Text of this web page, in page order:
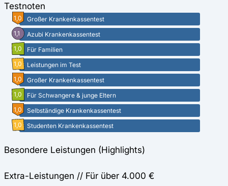
Testnoten
1,0
Großer Krankenkassentest
1,1
Azubi Krankenkassentest
1,0
Für Familien
1,0
Leistungen im Test
1,0
Großer Krankenkassentest
1,0
Für Schwangere & junge Eltern
1,0
Selbständige Krankenkassentest
1,0
Studenten Krankenkassentest
Besondere Leistungen (Highlights)
Extra-Leistungen // Für über 4.000 €